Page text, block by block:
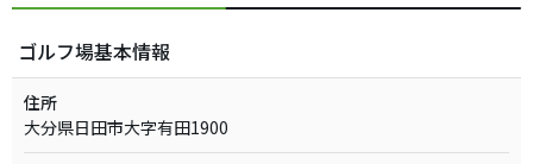
ゴルフ場基本情報
住所
大分県日田市大字有田1900